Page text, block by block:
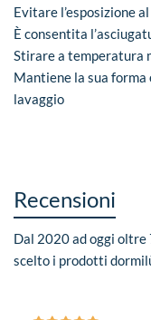
Evitare l’esposizione
È consentita
Stirare a temperatura
Mantiene la sua forma
lavaggio
Recensioni
Dal 2020 ad oggi
scelto i prodotti